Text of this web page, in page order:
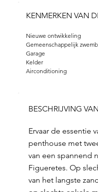
KENMERKEN VAN
Nieuwe ontwikkeling
Gemeenschappelijk
Garage
Kelder
Airconditioning
BESCHRIJVING
Ervaar de essentie
penthouse met
van een spannend
Figueretes. Op
van het langste